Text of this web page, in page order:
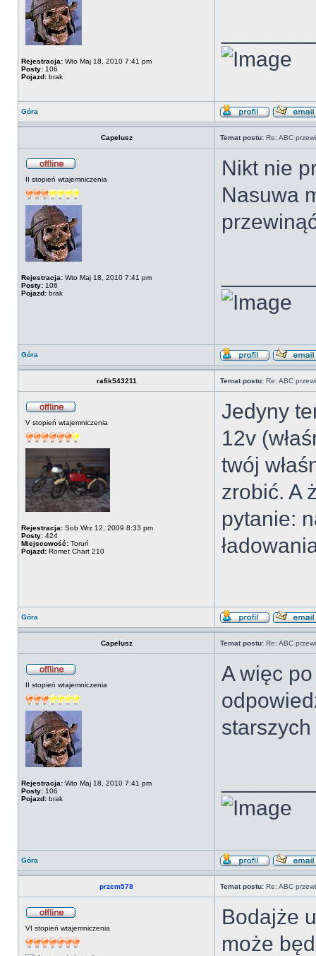
Rejestracja: Wto Maj 18, 2010 7:41 pm
Posty: 106
Pojazd: brak
Góra
Capelusz Temat postu: Re: ABC
II stopień wtajemniczenia
Rejestracja: Wto Maj 18, 2010 7:41 pm
Posty: 106
Pojazd: brak
Nikt nie
Nasuwa
Góra
rafik543211 Temat postu: Re: ABC
V stopień wtajemniczenia
Rejestracja: Sob Wrz 12, 2009 8:33 pm
Posty: 424
Miejscowość: Toruń
Pojazd: Romet Chart 210
Jedyny
12v
twój
zrobić. A
pytanie:
Góra
Capelusz Temat postu: Re: ABC
II stopień wtajemniczenia
Rejestracja: Wto Maj 18, 2010 7:41 pm
Posty: 106
Pojazd: brak
A więc
Góra
przem578 Temat postu: Re: ABC
VI stopień wtajemniczenia
Bodajże
może